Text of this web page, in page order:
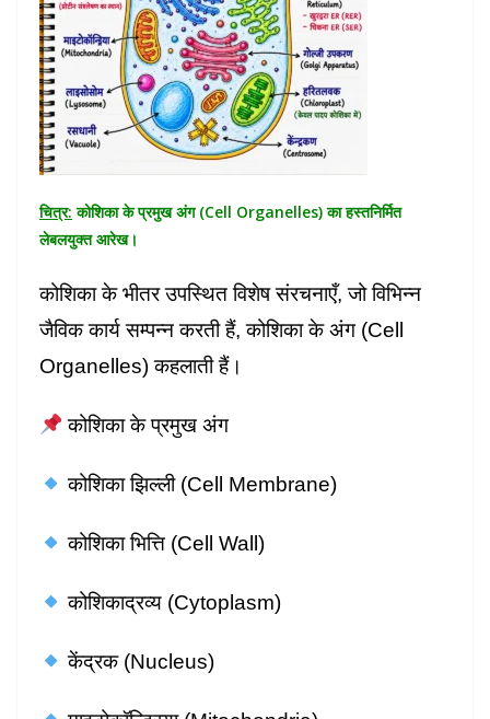
चित्र: कोशिका के प्रमुख अंग (Cell Organelles) का हस्तनिर्मित
लेबलयुक्त आरेख।
कोशिका के भीतर उपस्थित विशेष संरचनाएँ, जो विभिन्न
जैविक कार्य सम्पन्न करती हैं, कोशिका के अंग (Cell
Organelles) कहलाती हैं।
कोशिका के प्रमुख अंग
कोशिका झिल्ली (Cell Membrane)
कोशिका भित्ति (Cell Wall)
कोशिकाद्रव्य (Cytoplasm)
केंद्रक (Nucleus)